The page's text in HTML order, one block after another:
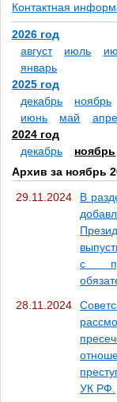
Контактная
2026 год
август
июль
январь
2025 год
декабрь
ноябрь
июнь
май
2024 год
декабрь
ноябрь
Архив за ноябрь
29.11.2024
В
с
28.11.2024
УК РФ.